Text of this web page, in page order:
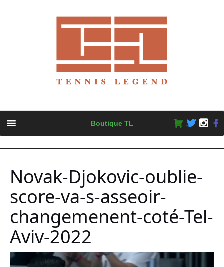
content
Boutique TL
Novak-Djokovic-oublie-
score-va-s-asseoir-
changemenent-coté-Tel-
Aviv-2022